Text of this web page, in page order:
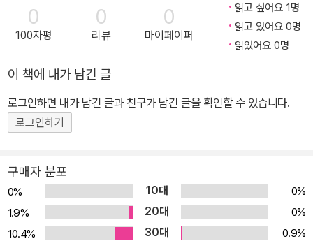
0
100자평
0
리뷰
0
마이페이퍼
읽고 싶어요 1명
읽고 있어요 0명
읽었어요 0명
이 책에 내가 남긴 글
로그인하면 내가 남긴 글과 친구가 남긴 글을 확인할 수 있습니다.
로그인하기
구매자 분포
0% 10대
0%
1.9%
20대
0%
10.4%
30대
0.9%